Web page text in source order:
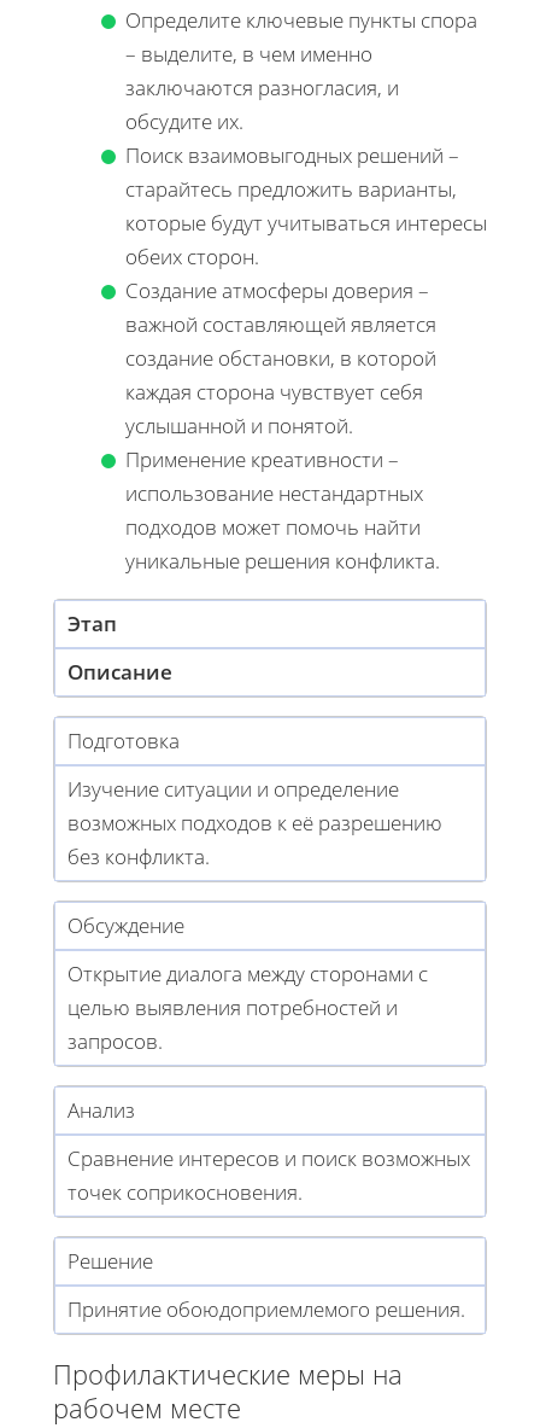
Определите ключевые пункты спора
– выделите, в чем именно
заключаются разногласия, и
обсудите их.
Поиск взаимовыгодных решений –
старайтесь предложить варианты,
которые будут учитываться интересы
обеих сторон.
Создание атмосферы доверия –
важной составляющей является
создание обстановки, в которой
каждая сторона чувствует себя
услышанной и понятой.
Применение креативности –
использование нестандартных
подходов может помочь найти
уникальные решения конфликта.
Этап
Описание
Подготовка
Изучение ситуации и определение
возможных подходов к её разрешению
без конфликта.
Обсуждение
Открытие диалога между сторонами с
целью выявления потребностей и
запросов.
Анализ
Сравнение интересов и поиск возможных
точек соприкосновения.
Решение
Принятие обоюдоприемлемого решения.
Профилактические меры на
рабочем месте